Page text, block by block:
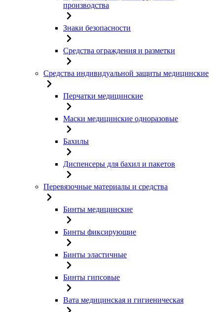
производства
Знаки безопасности
Средства ограждения и разметки
Средства индивидуальной защиты медицинские
Перчатки медицинские
Маски медицинские одноразовые
Бахилы
Диспенсеры для бахил и пакетов
Перевязочные материалы и средства
Бинты медицинские
Бинты фиксирующие
Бинты эластичные
Бинты гипсовые
Вата медицинская и гигиеническая